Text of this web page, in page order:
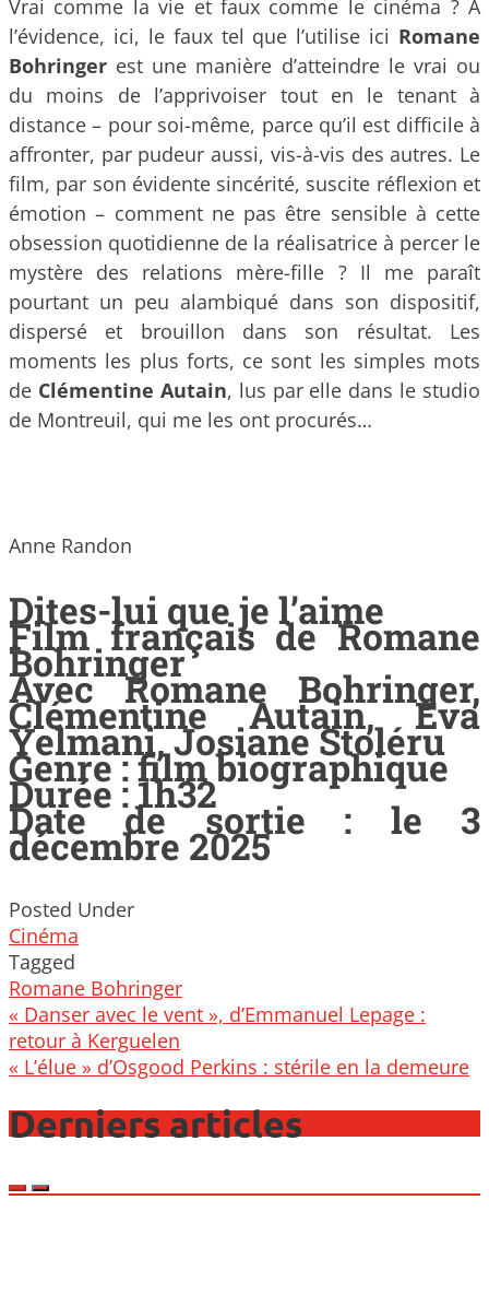
Vrai comme la vie et faux comme le cinéma ? À
l’évidence, ici, le faux tel que l’utilise ici Romane
Bohringer est une manière d’atteindre le vrai ou
du moins de l’apprivoiser tout en le tenant à
distance – pour soi-même, parce qu’il est difficile à
affronter, par pudeur aussi, vis-à-vis des autres. Le
film, par son évidente sincérité, suscite réflexion et
émotion – comment ne pas être sensible à cette
obsession quotidienne de la réalisatrice à percer le
mystère des relations mère-fille ? Il me paraît
pourtant un peu alambiqué dans son dispositif,
dispersé et brouillon dans son résultat. Les
moments les plus forts, ce sont les simples mots
de Clémentine Autain, lus par elle dans le studio
de Montreuil, qui me les ont procurés…
Anne Randon
Dites-lui que je l’aime
Film français de Romane
Bohringer
Avec Romane Bohringer,
Clémentine Autain, Eva
Yelmani, Josiane Stoléru
Genre : film biographique
Durée : 1h32
Date de sortie : le 3
décembre 2025
Posted Under
Cinéma
Tagged
Romane Bohringer
Post
navigation
« Danser avec le vent », d’Emmanuel Lepage :
retour à Kerguelen
« L’élue » d’Osgood Perkins : stérile en la demeure
Derniers articles